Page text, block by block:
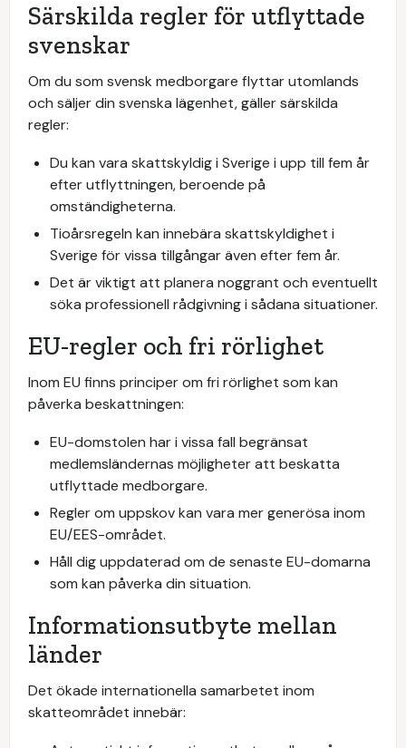
Särskilda regler för utflyttade
svenskar
Om du som svensk medborgare flyttar utomlands
och säljer din svenska lägenhet, gäller särskilda
regler:
Du kan vara skattskyldig i Sverige i upp till fem år
efter utflyttningen, beroende på
omständigheterna.
Tioårsregeln kan innebära skattskyldighet i
Sverige för vissa tillgångar även efter fem år.
Det är viktigt att planera noggrant och eventuellt
söka professionell rådgivning i sådana situationer.
EU-regler och fri rörlighet
Inom EU finns principer om fri rörlighet som kan
påverka beskattningen:
EU-domstolen har i vissa fall begränsat
medlemsländernas möjligheter att beskatta
utflyttade medborgare.
Regler om uppskov kan vara mer generösa inom
EU/EES-området.
Håll dig uppdaterad om de senaste EU-domarna
som kan påverka din situation.
Informationsutbyte mellan
länder
Det ökade internationella samarbetet inom
skatteområdet innebär: